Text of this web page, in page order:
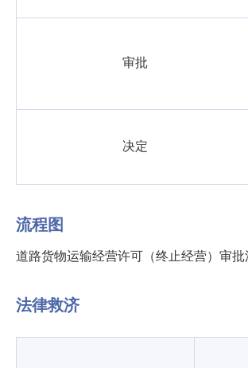
审批
决定
流程图
道路货物运输经营许可（终止经营）审批
法律救济